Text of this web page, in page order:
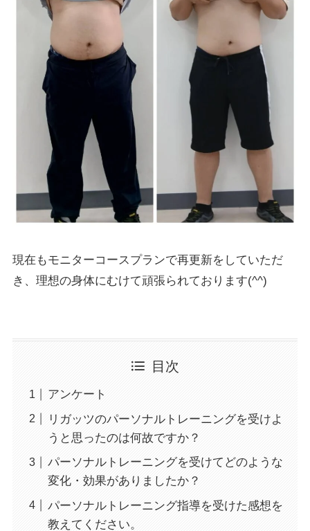
現在もモニターコースプランで再更新をしていただ
き、理想の身体にむけて頑張られております(^^)
目次
アンケート
リガッツのパーソナルトレーニングを受けよ
うと思ったのは何故ですか？
パーソナルトレーニングを受けてどのような
変化・効果がありましたか？
パーソナルトレーニング指導を受けた感想を
教えてください。